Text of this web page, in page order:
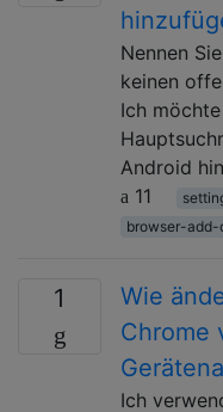
Nennen
keinen
Ich
Android
11
browser-add-
1
Wie
Chrome
Ich